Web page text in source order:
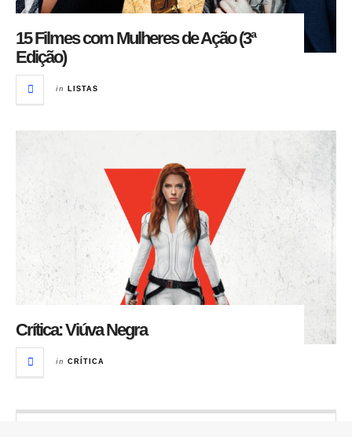
15 Filmes com Mulheres de Ação (3ª
Edição)
in LISTAS
Crítica: Viúva Negra
in CRÍTICA